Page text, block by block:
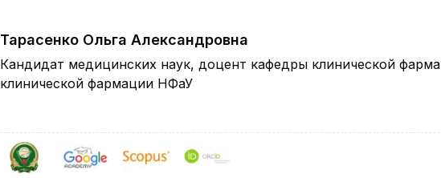
Тарасенко Ольга Александровна
Кандидат медицинских наук, доцент кафедры клинической
клинической фармации НФаУ